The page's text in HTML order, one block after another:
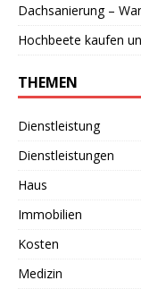
Dachsanierung –
Hochbeete kaufen
THEMEN
Dienstleistung
Dienstleistungen
Haus
Immobilien
Kosten
Medizin